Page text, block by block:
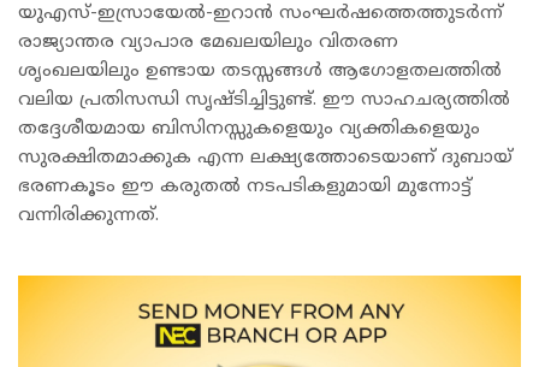
യുഎസ്-ഇസ്രായേൽ-ഇറാൻ സംഘർഷത്തെത്തുടർന്ന്
രാജ്യാന്തര വ്യാപാര മേഖലയിലും വിതരണ
ശൃംഖലയിലും ഉണ്ടായ തടസ്സങ്ങൾ ആഗോളതലത്തിൽ
വലിയ പ്രതിസന്ധി സൃഷ്ടിച്ചിട്ടുണ്ട്. ഈ സാഹചര്യത്തിൽ
തദ്ദേശീയമായ ബിസിനസ്സുകളെയും വ്യക്തികളെയും
സുരക്ഷിതമാക്കുക എന്ന ലക്ഷ്യത്തോടെയാണ് ദുബായ്
ഭരണകൂടം ഈ കരുതൽ നടപടികളുമായി മുന്നോട്ട്
വന്നിരിക്കുന്നത്.